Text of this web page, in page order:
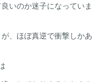
いのか迷子になっていま
、ほぼ真逆で衝撃しかあ